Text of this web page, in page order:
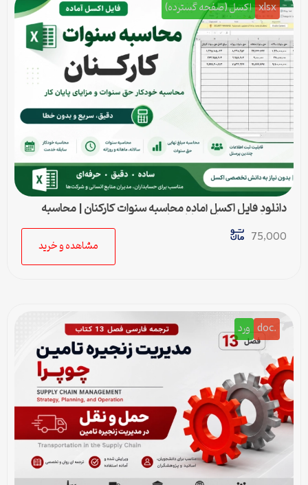
xlsx اکسل (صفحه گسترده)
دانلود فایل اکسل آماده محاسبه سنوات کارکنان | محاسبه
خودکار حق سنوات و پایان کار
75,000
مشاهده و خرید
.doc ورد